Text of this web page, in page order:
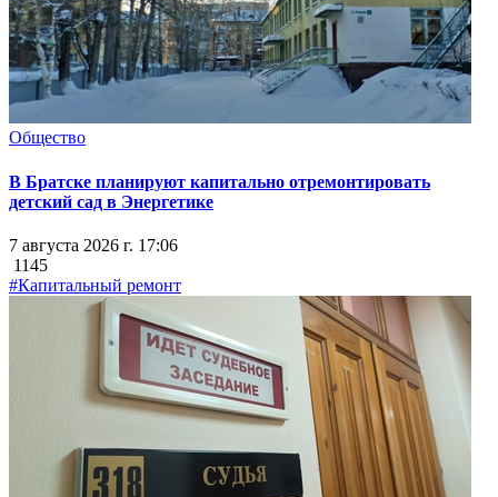
Общество
В Братске планируют капитально отремонтировать
детский сад в Энергетике
7 августа 2026 г. 17:06
1145
#Капитальный ремонт